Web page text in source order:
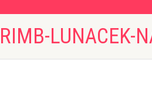
RIMB-LUNACEK-